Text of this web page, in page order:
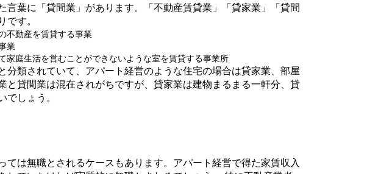
葉に「貸間業」があります。「不動産賃貸業」「貸家業」「貸間
です。
不動産を賃貸する事業
業
庭生活を営むことができないような室を賃貸する事業所
類されていて、アパート経営のような住宅の場合は貸家業、部屋
と貸間業は混在されがちですが、貸家業は建物まるまる一軒分、貸
でしょう。
は無職とされるケースもあります。アパート経営で得た家賃収入